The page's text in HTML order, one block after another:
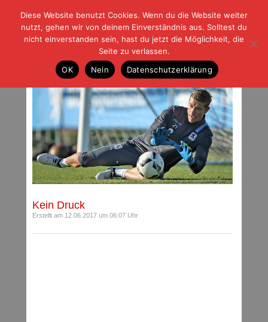
| | |BLOG-GFußball und der Rest
HOME|REGELN|IMPRESSUM |DATENSCHUTZ
Beiträge mit Schlagwort: Zimmermann
Kein Druck
Erstellt am 12.06.2017 um 06:07 Uhr
Diese Website benutzt Cookies. Wenn du die Website weiter
nutzt, gehen wir von deinem Einverständnis aus. Solltest du
nicht einverstanden sein, hast du jetzt die Möglichkeit, die
Seite zu verlassen.
OK
Nein Datenschutzerklärung